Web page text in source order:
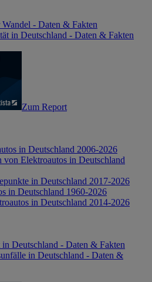
- Daten & Fakten
in Deutschland - Daten & Fakten
Zum Report
in Deutschland 2006-2026
von Elektroautos in Deutschland
in Deutschland 2017-2026
in Deutschland 1960-2026
in Deutschland 2014-2026
Deutschland - Daten & Fakten
in Deutschland - Daten &